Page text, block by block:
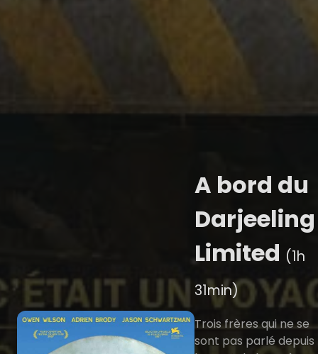
A bord du
Darjeeling
Limited (1h
31min)
Trois frères qui ne se
sont pas parlé depuis